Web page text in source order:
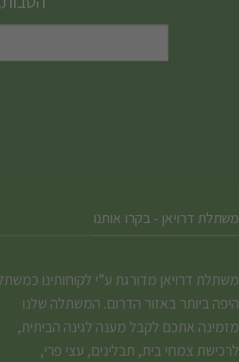
משתלת דרויאן - בקרו אותנו
משתלת דרויאן מדורגת ע”י לקוחותינו
היפה ביותר באזור הדרום. המשתלה שלנו
מזמינה אתכם לקבל מענה לגינה הביתית,
לרכישת צמחי בית, תבלינים, עצי פרי,